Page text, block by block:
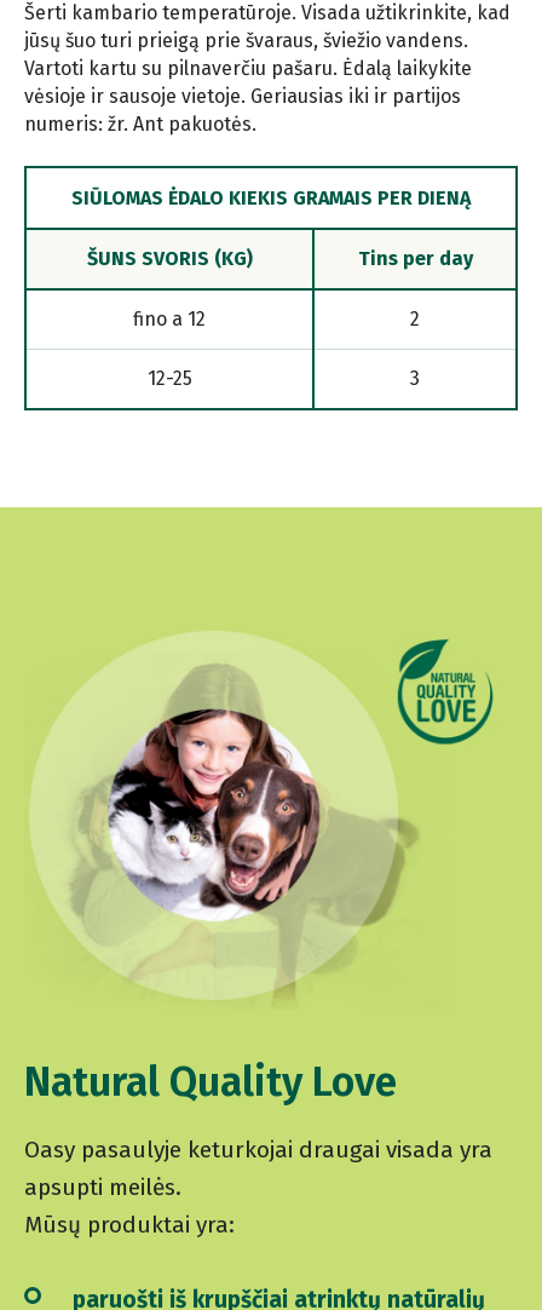
Šerti kambario temperatūroje. Visada užtikrinkite, kad
jūsų šuo turi prieigą prie švaraus, šviežio vandens.
Vartoti kartu su pilnaverčiu pašaru. Ėdalą laikykite
vėsioje ir sausoje vietoje. Geriausias iki ir partijos
numeris: žr. Ant pakuotės.
SIŪLOMAS ĖDALO KIEKIS GRAMAIS PER DIENĄ
ŠUNS SVORIS (KG) Tins per day
fino a 12 2
12-25 3
Natural Quality Love
Oasy pasaulyje keturkojai draugai visada yra
apsupti meilės.
Mūsų produktai yra:
paruošti iš krupščiai atrinktų natūralių